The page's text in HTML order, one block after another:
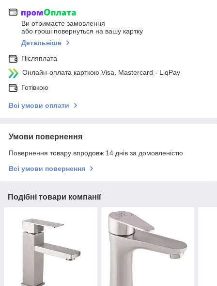
Ви отримаєте замовлення
або гроші повернуться на вашу картку
Детальніше
Післяплата
Онлайн-оплата карткою Visa, Mastercard - LiqPay
Готівкою
Всі умови оплати
Умови повернення
Повернення товару впродовж 14 днів за домовленістю
Всі умови повернення
Подібні товари компанії